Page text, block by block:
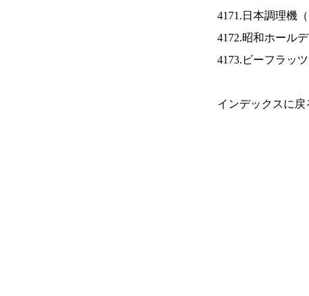
4171.日本調理機（
4172.昭和ホール
4173.ビーフラッ
インデックスに戻